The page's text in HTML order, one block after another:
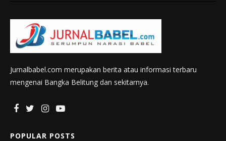
Jurnalbabel.com merupakan berita atau informasi terbaru
mengenai Bangka Belitung dan sekitarnya.
POPULAR POSTS